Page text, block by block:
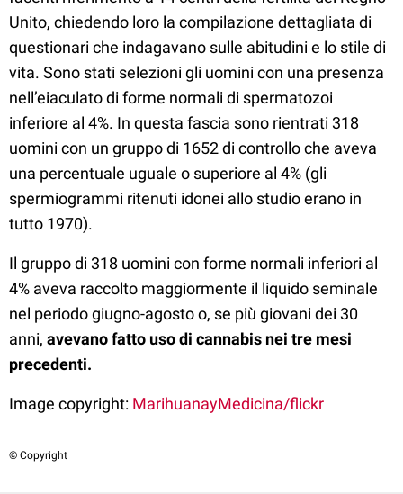
Unito, chiedendo loro la compilazione dettagliata di
questionari che indagavano sulle abitudini e lo stile di
vita. Sono stati selezioni gli uomini con una presenza
nell’eiaculato di forme normali di spermatozoi
inferiore al 4%. In questa fascia sono rientrati 318
uomini con un gruppo di 1652 di controllo che aveva
una percentuale uguale o superiore al 4% (gli
spermiogrammi ritenuti idonei allo studio erano in
tutto 1970).
Il gruppo di 318 uomini con forme normali inferiori al
4% aveva raccolto maggiormente il liquido seminale
nel periodo giugno-agosto o, se più giovani dei 30
anni, avevano fatto uso di cannabis nei tre mesi
precedenti.
Image copyright: MarihuanayMedicina/flickr
© Copyright